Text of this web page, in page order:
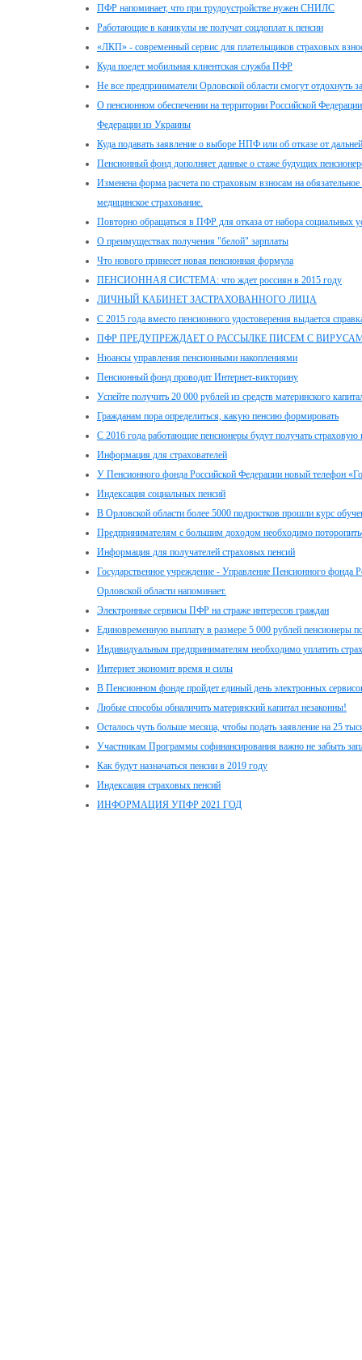
ПФР напоминает, что при трудоустройстве нужен СНИЛС
Работающие в каникулы не получат соцдоплат к пенсии
«ЛКП» - современный сервис для плательщиков страховых
Куда поедет мобильная клиентская служба ПФР
Не все предприниматели Орловской области смогут отдохнуть
О пенсионном обеспечении на территории Российской
Федерации из Украины
Куда подавать заявление о выборе НПФ или об отказе от
Пенсионный фонд дополняет данные о стаже будущих
Изменена форма расчета по страховым взносам на обязательное
медицинское страхование.
Повторно обращаться в ПФР для отказа от набора социальных
О преимуществах получения "белой" зарплаты
Что нового принесет новая пенсионная формула
ПЕНСИОННАЯ СИСТЕМА: что ждет россиян в 2015 году
ЛИЧНЫЙ КАБИНЕТ ЗАСТРАХОВАННОГО ЛИЦА
С 2015 года вместо пенсионного удостоверения выдается
ПФР ПРЕДУПРЕЖДАЕТ О РАССЫЛКЕ ПИСЕМ С
Нюансы управления пенсионными накоплениями
Пенсионный фонд проводит Интернет-викторину
Успейте получить 20 000 рублей из средств материнского
Гражданам пора определиться, какую пенсию формировать
С 2016 года работающие пенсионеры будут получать страховую
Информация для страхователей
У Пенсионного фонда Российской Федерации новый телефон
Индексация социальных пенсий
В Орловской области более 5000 подростков прошли курс
Предпринимателям с большим доходом необходимо
Информация для получателей страховых пенсий
Государственное учреждение - Управление Пенсионного фонда
Орловской области напоминает.
Электронные сервисы ПФР на страже интересов граждан
Единовременную выплату в размере 5 000 рублей пенсионеры
Индивидуальным предпринимателям необходимо уплатить
Интернет экономит время и силы
В Пенсионном фонде пройдет единый день электронных
Любые способы обналичить материнский капитал незаконны!
Осталось чуть больше месяца, чтобы подать заявление на 25
Участникам Программы софинансирования важно не забыть
Как будут назначаться пенсии в 2019 году
Индексация страховых пенсий
ИНФОРМАЦИЯ УПФР 2021 ГОД